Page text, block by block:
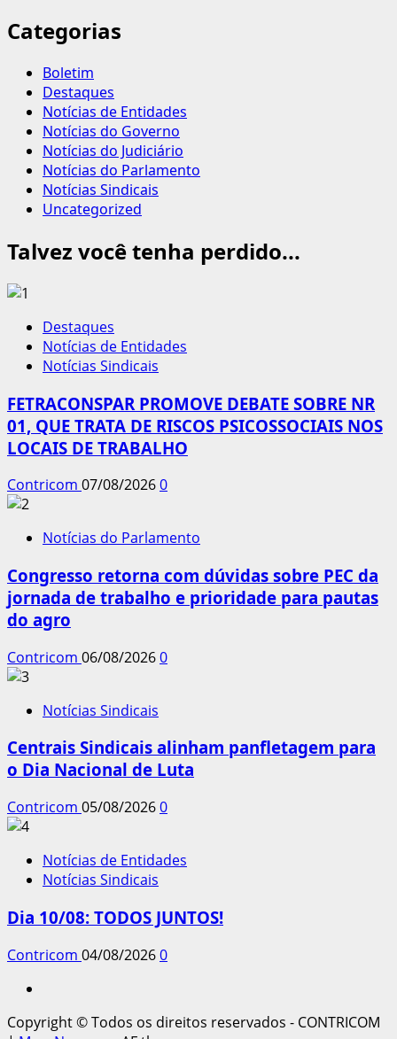
Categorias
Boletim
Destaques
Notícias de Entidades
Notícias do Governo
Notícias do Judiciário
Notícias do Parlamento
Notícias Sindicais
Uncategorized
Talvez você tenha perdido...
Destaques
Notícias de Entidades
Notícias Sindicais
FETRACONSPAR PROMOVE DEBATE SOBRE NR
01, QUE TRATA DE RISCOS PSICOSSOCIAIS NOS
LOCAIS DE TRABALHO
Contricom 07/08/20260
Notícias do Parlamento
Congresso retorna com dúvidas sobre PEC da
jornada de trabalho e prioridade para pautas
do agro
Contricom 06/08/20260
Notícias Sindicais
Centrais Sindicais alinham panfletagem para
o Dia Nacional de Luta
Contricom 05/08/20260
Notícias de Entidades
Notícias Sindicais
Dia 10/08: TODOS JUNTOS!
Contricom 04/08/20260
Copyright © Todos os direitos reservados - CONTRICOM